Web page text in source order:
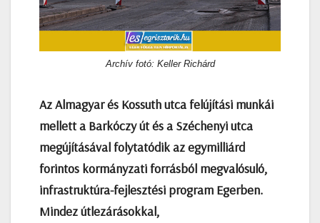
Archív fotó: Keller Richárd
Az Almagyar és Kossuth utca felújítási munkái
mellett a Barkóczy út és a Széchenyi utca
megújításával folytatódik az egymilliárd
forintos kormányzati forrásból megvalósuló,
infrastruktúra-fejlesztési program Egerben.
Mindez útlezárásokkal,